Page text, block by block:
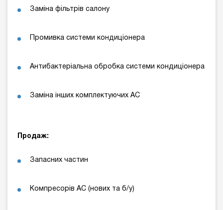
Заміна фільтрів салону
Промивка системи кондиціонера
Антибактеріальна обробка системи кондиціонера
Заміна інших комплектуючих АС
Продаж:
Запасних частин
Компресорів АС (нових та б/у)